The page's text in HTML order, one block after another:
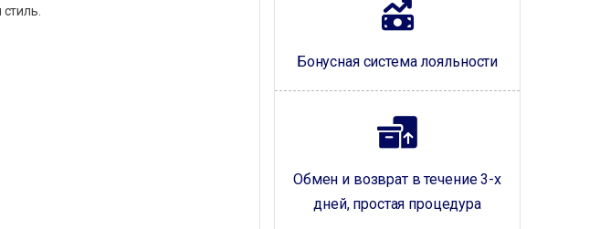
Бонусная система лояльности
Обмен и возврат в течение 3-х
дней, простая процедура